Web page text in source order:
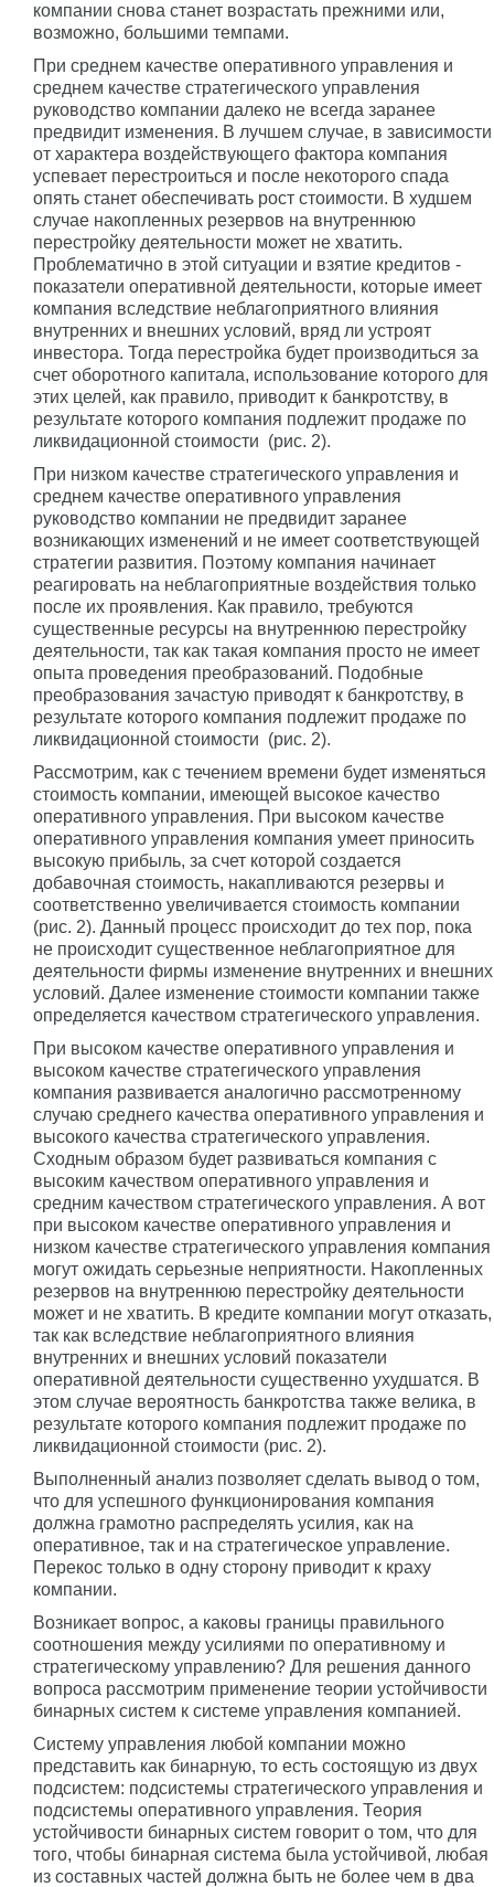
компании снова станет возрастать прежними или,
возможно, большими темпами.
При среднем качестве оперативного управления и
среднем качестве стратегического управления
руководство компании далеко не всегда заранее
предвидит изменения. В лучшем случае, в зависимости
от характера воздействующего фактора компания
успевает перестроиться и после некоторого спада
опять станет обеспечивать рост стоимости. В худшем
случае накопленных резервов на внутреннюю
перестройку деятельности может не хватить.
Проблематично в этой ситуации и взятие кредитов -
показатели оперативной деятельности, которые имеет
компания вследствие неблагоприятного влияния
внутренних и внешних условий, вряд ли устроят
инвестора. Тогда перестройка будет производиться за
счет оборотного капитала, использование которого для
этих целей, как правило, приводит к банкротству, в
результате которого компания подлежит продаже по
ликвидационной стоимости (рис. 2).
При низком качестве стратегического управления и
среднем качестве оперативного управления
руководство компании не предвидит заранее
возникающих изменений и не имеет соответствующей
стратегии развития. Поэтому компания начинает
реагировать на неблагоприятные воздействия только
после их проявления. Как правило, требуются
существенные ресурсы на внутреннюю перестройку
деятельности, так как такая компания просто не имеет
опыта проведения преобразований. Подобные
преобразования зачастую приводят к банкротству, в
результате которого компания подлежит продаже по
ликвидационной стоимости (рис. 2).
Рассмотрим, как с течением времени будет изменяться
стоимость компании, имеющей высокое качество
оперативного управления. При высоком качестве
оперативного управления компания умеет приносить
высокую прибыль, за счет которой создается
добавочная стоимость, накапливаются резервы и
соответственно увеличивается стоимость компании
(рис. 2). Данный процесс происходит до тех пор, пока
не происходит существенное неблагоприятное для
деятельности фирмы изменение внутренних и внешних
условий. Далее изменение стоимости компании также
определяется качеством стратегического управления.
При высоком качестве оперативного управления и
высоком качестве стратегического управления
компания развивается аналогично рассмотренному
случаю среднего качества оперативного управления и
высокого качества стратегического управления.
Сходным образом будет развиваться компания с
высоким качеством оперативного управления и
средним качеством стратегического управления. А вот
при высоком качестве оперативного управления и
низком качестве стратегического управления компания
могут ожидать серьезные неприятности. Накопленных
резервов на внутреннюю перестройку деятельности
может и не хватить. В кредите компании могут отказать,
так как вследствие неблагоприятного влияния
внутренних и внешних условий показатели
оперативной деятельности существенно ухудшатся. В
этом случае вероятность банкротства также велика, в
результате которого компания подлежит продаже по
ликвидационной стоимости (рис. 2).
Выполненный анализ позволяет сделать вывод о том,
что для успешного функционирования компания
должна грамотно распределять усилия, как на
оперативное, так и на стратегическое управление.
Перекос только в одну сторону приводит к краху
компании.
Возникает вопрос, а каковы границы правильного
соотношения между усилиями по оперативному и
стратегическому управлению? Для решения данного
вопроса рассмотрим применение теории устойчивости
бинарных систем к системе управления компанией.
Систему управления любой компании можно
представить как бинарную, то есть состоящую из двух
подсистем: подсистемы стратегического управления и
подсистемы оперативного управления. Теория
устойчивости бинарных систем говорит о том, что для
того, чтобы бинарная система была устойчивой, любая
из составных частей должна быть не более чем в два